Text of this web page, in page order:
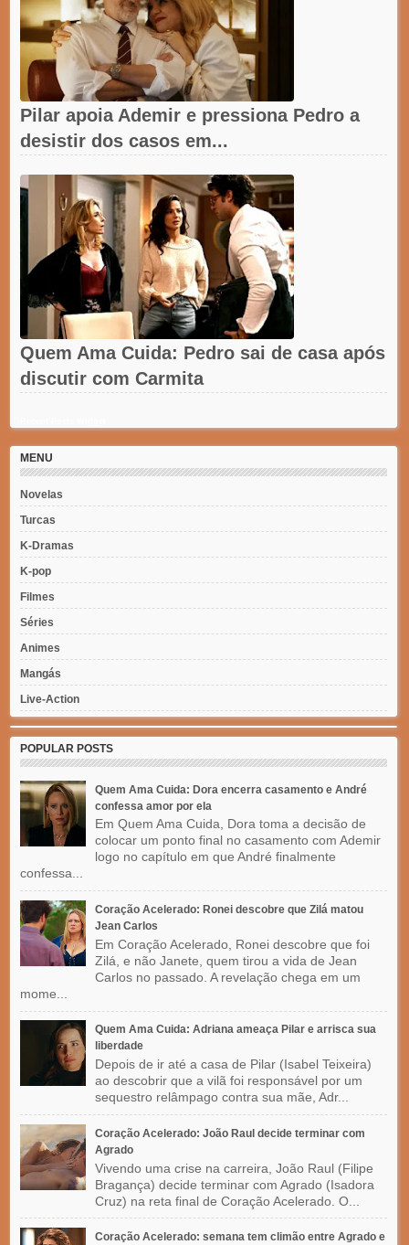
Pilar apoia Ademir e pressiona Pedro a
desistir dos casos em...
Quem Ama Cuida: Pedro sai de casa após
discutir com Carmita
MENU
Novelas
Turcas
K-Dramas
K-pop
Filmes
Séries
Animes
Mangás
Live-Action
POPULAR POSTS
Quem Ama Cuida: Dora encerra casamento e André
confessa amor por ela
Em Quem Ama Cuida, Dora toma a decisão de
colocar um ponto final no casamento com Ademir
logo no capítulo em que André finalmente
confessa...
Coração Acelerado: Ronei descobre que Zilá matou
Jean Carlos
Em Coração Acelerado, Ronei descobre que foi
Zilá, e não Janete, quem tirou a vida de Jean
Carlos no passado. A revelação chega em um
mome...
Quem Ama Cuida: Adriana ameaça Pilar e arrisca sua
liberdade
Depois de ir até a casa de Pilar (Isabel Teixeira)
ao descobrir que a vilã foi responsável por um
sequestro relâmpago contra sua mãe, Adr...
Coração Acelerado: João Raul decide terminar com
Agrado
Vivendo uma crise na carreira, João Raul (Filipe
Bragança) decide terminar com Agrado (Isadora
Cruz) na reta final de Coração Acelerado. O...
Coração Acelerado: semana tem climão entre Agrado e